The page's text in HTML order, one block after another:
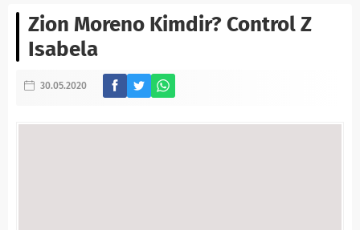
Zion Moreno Kimdir? Control Z
Isabela
30.05.2020